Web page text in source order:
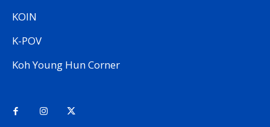
KOIN
K-POV
Koh Young Hun Corner